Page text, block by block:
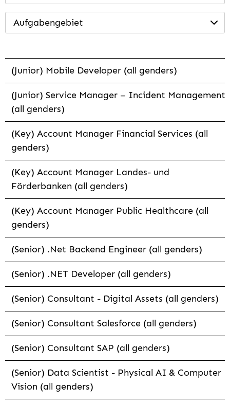
Aufgabengebiet
(Junior) Mobile Developer (all genders)
(Junior) Service Manager – Incident Management
(all genders)
(Key) Account Manager Financial Services (all
genders)
(Key) Account Manager Landes- und
Förderbanken (all genders)
(Key) Account Manager Public Healthcare (all
genders)
(Senior) .Net Backend Engineer (all genders)
(Senior) .NET Developer (all genders)
(Senior) Consultant - Digital Assets (all genders)
(Senior) Consultant Salesforce (all genders)
(Senior) Consultant SAP (all genders)
(Senior) Data Scientist - Physical AI & Computer
Vision (all genders)